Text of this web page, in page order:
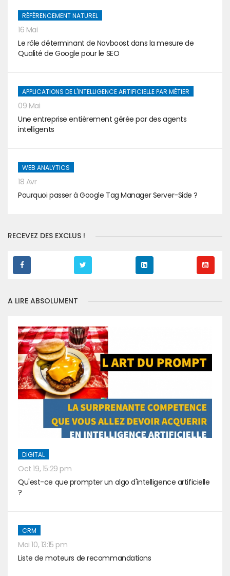
RÉFÉRENCEMENT NATUREL
16 Mai
Le rôle déterminant de Navboost dans la mesure de
Qualité de Google pour le SEO
APPLICATIONS DE L'INTELLIGENCE ARTIFICIELLE PAR MÉTIER
09 Mai
Une entreprise entièrement gérée par des agents
intelligents
WEB ANALYTICS
18 Avr
Pourquoi passer à Google Tag Manager Server-Side ?
RECEVEZ DES EXCLUS !
A LIRE ABSOLUMENT
DIGITAL
Oct 19, 15:29 pm
Qu'est-ce que prompter un algo d'intelligence artificielle
?
CRM
Mai 10, 13:15 pm
Liste de moteurs de recommandations